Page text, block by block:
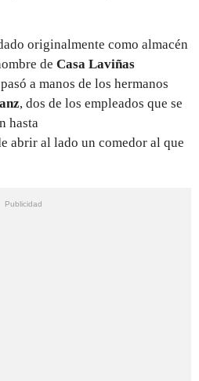
originalmente como almacén
de Casa Laviñas
a manos de los hermanos
, dos de los empleados que se
hasta
abrir al lado un comedor al que